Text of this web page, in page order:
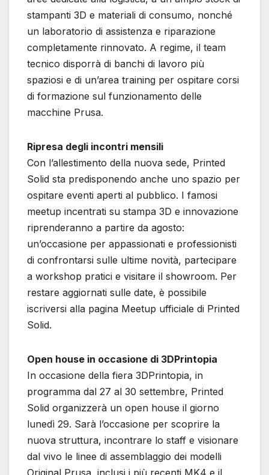
stampanti 3D e materiali di consumo, nonché
un laboratorio di assistenza e riparazione
completamente rinnovato. A regime, il team
tecnico disporrà di banchi di lavoro più
spaziosi e di un’area training per ospitare corsi
di formazione sul funzionamento delle
macchine Prusa.
Ripresa degli incontri mensili
Con l’allestimento della nuova sede, Printed
Solid sta predisponendo anche uno spazio per
ospitare eventi aperti al pubblico. I famosi
meetup incentrati su stampa 3D e innovazione
riprenderanno a partire da agosto:
un’occasione per appassionati e professionisti
di confrontarsi sulle ultime novità, partecipare
a workshop pratici e visitare il showroom. Per
restare aggiornati sulle date, è possibile
iscriversi alla pagina Meetup ufficiale di Printed
Solid.
Open house in occasione di 3DPrintopia
In occasione della fiera 3DPrintopia, in
programma dal 27 al 30 settembre, Printed
Solid organizzerà un open house il giorno
lunedì 29. Sarà l’occasione per scoprire la
nuova struttura, incontrare lo staff e visionare
dal vivo le linee di assemblaggio dei modelli